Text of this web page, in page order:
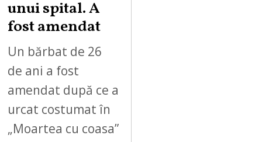
unui spital. A
fost amendat
Un bărbat de 26
de ani a fost
amendat după ce a
urcat costumat în
„Moartea cu coasa”